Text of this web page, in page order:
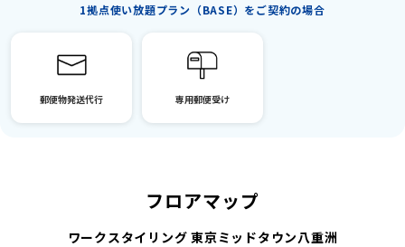
1拠点使い放題プラン（BASE）をご契約の場合
郵便物発送代行 専用郵便受け
フロアマップ
ワークスタイリング 東京ミッドタウン八重洲